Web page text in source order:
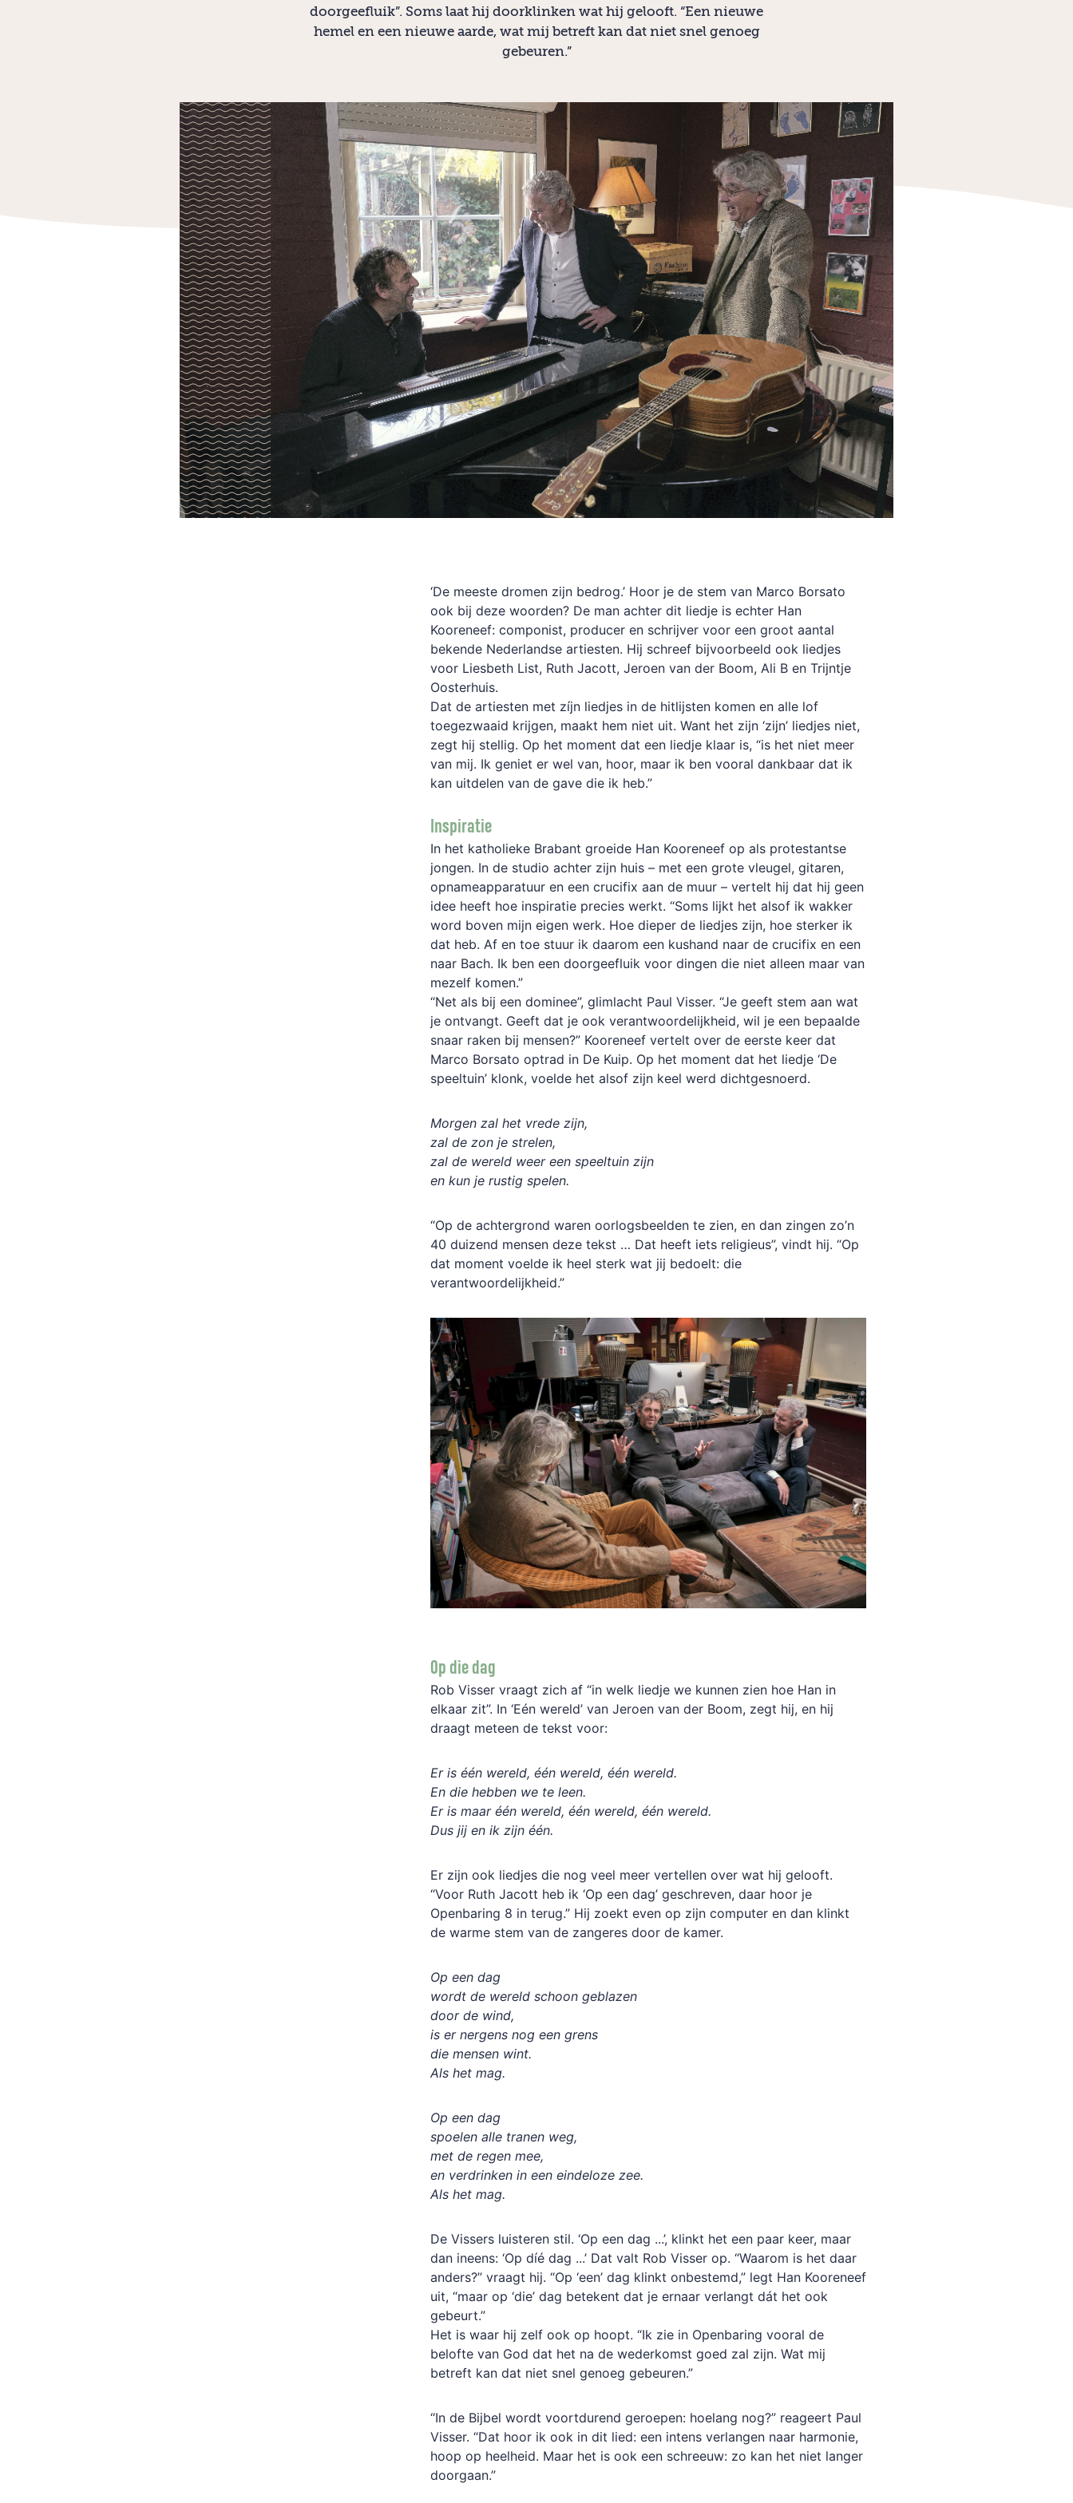
doorgeefluik”. Soms laat hij doorklinken wat hij gelooft. “Een nieuwe
hemel en een nieuwe aarde, wat mij betreft kan dat niet snel genoeg
gebeuren.”
‘De meeste dromen zijn bedrog.’ Hoor je de stem van Marco Borsato
ook bij deze woorden? De man achter dit liedje is echter Han
Kooreneef: componist, producer en schrijver voor een groot aantal
bekende Nederlandse artiesten. Hij schreef bijvoorbeeld ook liedjes
voor Liesbeth List, Ruth Jacott, Jeroen van der Boom, Ali B en Trijntje
Oosterhuis.
Dat de artiesten met zíjn liedjes in de hitlijsten komen en alle lof
toegezwaaid krijgen, maakt hem niet uit. Want het zijn ‘zijn’ liedjes niet,
zegt hij stellig. Op het moment dat een liedje klaar is, “is het niet meer
van mij. Ik geniet er wel van, hoor, maar ik ben vooral dankbaar dat ik
kan uitdelen van de gave die ik heb.”
Inspiratie
In het katholieke Brabant groeide Han Kooreneef op als protestantse
jongen. In de studio achter zijn huis – met een grote vleugel, gitaren,
opnameapparatuur en een crucifix aan de muur – vertelt hij dat hij geen
idee heeft hoe inspiratie precies werkt. “Soms lijkt het alsof ik wakker
word boven mijn eigen werk. Hoe dieper de liedjes zijn, hoe sterker ik
dat heb. Af en toe stuur ik daarom een kushand naar de crucifix en een
naar Bach. Ik ben een doorgeefluik voor dingen die niet alleen maar van
mezelf komen.”
“Net als bij een dominee”, glimlacht Paul Visser. “Je geeft stem aan wat
je ontvangt. Geeft dat je ook verantwoordelijkheid, wil je een bepaalde
snaar raken bij mensen?” Kooreneef vertelt over de eerste keer dat
Marco Borsato optrad in De Kuip. Op het moment dat het liedje ‘De
speeltuin’ klonk, voelde het alsof zijn keel werd dichtgesnoerd.
Morgen zal het vrede zijn,
zal de zon je strelen,
zal de wereld weer een speeltuin zijn
en kun je rustig spelen.
“Op de achtergrond waren oorlogsbeelden te zien, en dan zingen zo’n
40 duizend mensen deze tekst … Dat heeft iets religieus”, vindt hij. “Op
dat moment voelde ik heel sterk wat jij bedoelt: die
verantwoordelijkheid.”
Op die dag
Rob Visser vraagt zich af “in welk liedje we kunnen zien hoe Han in
elkaar zit”. In ‘Eén wereld’ van Jeroen van der Boom, zegt hij, en hij
draagt meteen de tekst voor:
Er is één wereld, één wereld, één wereld.
En die hebben we te leen.
Er is maar één wereld, één wereld, één wereld.
Dus jij en ik zijn één.
Er zijn ook liedjes die nog veel meer vertellen over wat hij gelooft.
“Voor Ruth Jacott heb ik ‘Op een dag’ geschreven, daar hoor je
Openbaring 8 in terug.” Hij zoekt even op zijn computer en dan klinkt
de warme stem van de zangeres door de kamer.
Op een dag
wordt de wereld schoon geblazen
door de wind,
is er nergens nog een grens
die mensen wint.
Als het mag.
Op een dag
spoelen alle tranen weg,
met de regen mee,
en verdrinken in een eindeloze zee.
Als het mag.
De Vissers luisteren stil. ‘Op een dag ...’, klinkt het een paar keer, maar
dan ineens: ‘Op díé dag ...’ Dat valt Rob Visser op. “Waarom is het daar
anders?” vraagt hij. “Op ‘een’ dag klinkt onbestemd,” legt Han Kooreneef
uit, “maar op ‘die’ dag betekent dat je ernaar verlangt dát het ook
gebeurt.”
Het is waar hij zelf ook op hoopt. “Ik zie in Openbaring vooral de
belofte van God dat het na de wederkomst goed zal zijn. Wat mij
betreft kan dat niet snel genoeg gebeuren.”
“In de Bijbel wordt voortdurend geroepen: hoelang nog?” reageert Paul
Visser. “Dat hoor ik ook in dit lied: een intens verlangen naar harmonie,
hoop op heelheid. Maar het is ook een schreeuw: zo kan het niet langer
doorgaan.”